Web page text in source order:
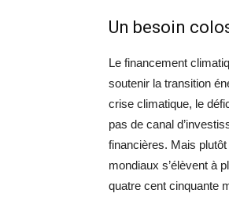
Un besoin
Le financement
soutenir la transition
crise climatique, le
pas de canal
financières. Mais
mondiaux s’élèvent à
quatre cent cinquante